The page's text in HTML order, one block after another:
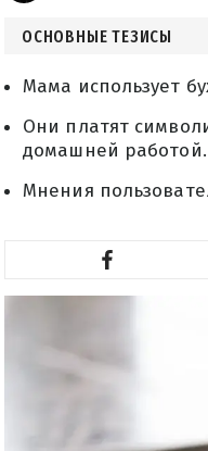
ОСНОВНЫЕ ТЕЗИСЫ
Мама использует
Они платят
домашней работой.
Мнения